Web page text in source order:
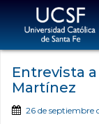
Entrevista
Martínez
26 de septiembre